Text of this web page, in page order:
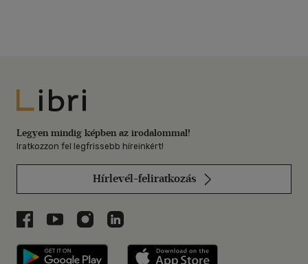
Libri
Legyen mindig képben az irodalommal!
Iratkozzon fel legfrissebb híreinkért!
Hírlevél-feliratkozás
Libri a Facebookon
Libri a Youtube-on
Libri az Instagramon
Libri a LinkedInen
Libri applikáció Szerezd meg: Google